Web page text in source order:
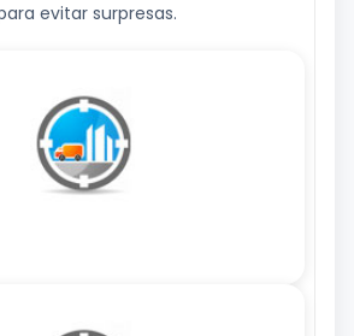
evitar surpresas.